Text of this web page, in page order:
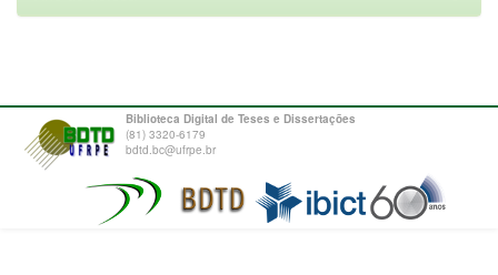
Biblioteca Digital de Teses e Dissertações
(81) 3320-6179
bdtd.bc@ufrpe.br